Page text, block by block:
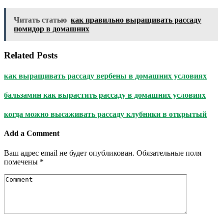
Читать статью как правильно выращивать рассаду
помидор в домашних
Related Posts
как выращивать рассаду вербены в домашних условиях
бальзамин как вырастить рассаду в домашних условиях
когда можно высаживать рассаду клубники в открытый
Add a Comment
Ваш адрес email не будет опубликован. Обязательные поля
помечены *